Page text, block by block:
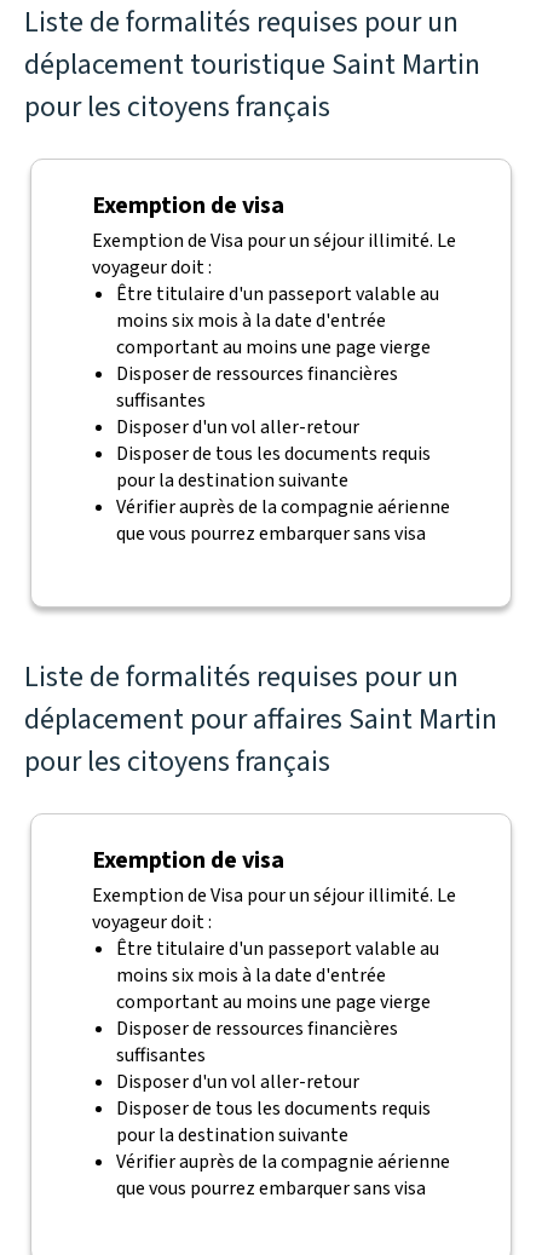
Liste de formalités requises pour un
déplacement touristique Saint Martin
pour les citoyens français
Exemption de visa
Exemption de Visa pour un séjour illimité. Le
voyageur doit :
Être titulaire d'un passeport valable au
moins six mois à la date d'entrée
comportant au moins une page vierge
Disposer de ressources financières
suffisantes
Disposer d'un vol aller-retour
Disposer de tous les documents requis
pour la destination suivante
Vérifier auprès de la compagnie aérienne
que vous pourrez embarquer sans visa
Liste de formalités requises pour un
déplacement pour affaires Saint Martin
pour les citoyens français
Exemption de visa
Exemption de Visa pour un séjour illimité. Le
voyageur doit :
Être titulaire d'un passeport valable au
moins six mois à la date d'entrée
comportant au moins une page vierge
Disposer de ressources financières
suffisantes
Disposer d'un vol aller-retour
Disposer de tous les documents requis
pour la destination suivante
Vérifier auprès de la compagnie aérienne
que vous pourrez embarquer sans visa